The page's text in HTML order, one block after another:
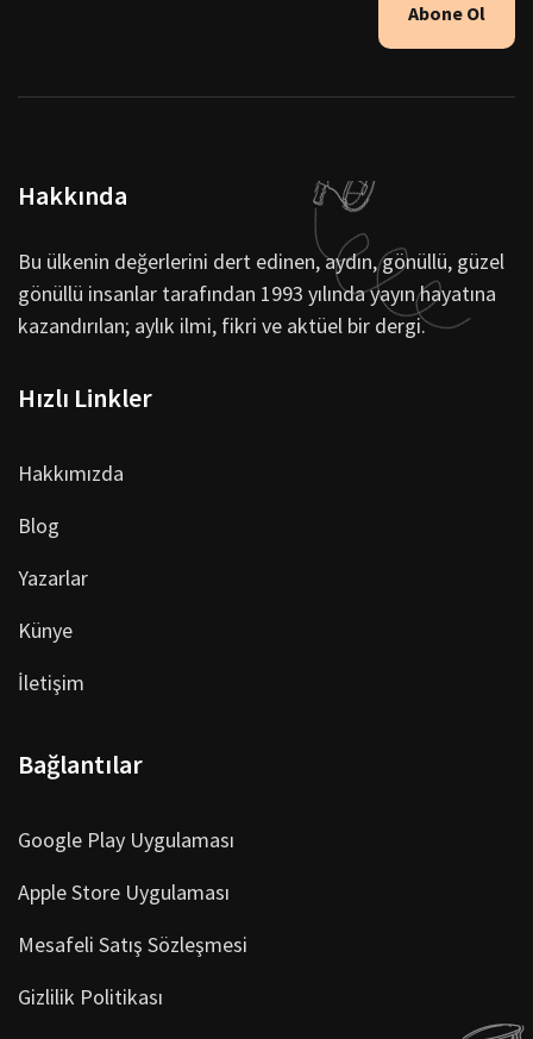
Abone Ol
Hakkında
Bu ülkenin değerlerini dert edinen, aydın, gönüllü, güzel
gönüllü insanlar tarafından 1993 yılında yayın hayatına
kazandırılan; aylık ilmi, fikri ve aktüel bir dergi.
Hızlı Linkler
Hakkımızda
Blog
Yazarlar
Künye
İletişim
Bağlantılar
Google Play Uygulaması
Apple Store Uygulaması
Mesafeli Satış Sözleşmesi
Gizlilik Politikası